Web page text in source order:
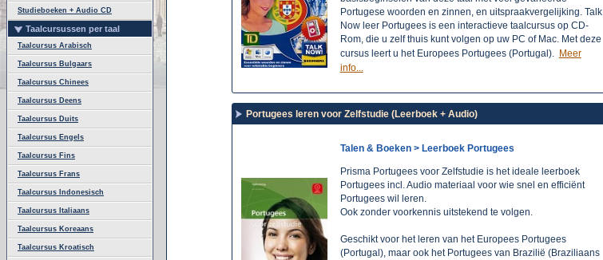
Studieboeken + Audio CD
Taalcursussen per taal
Taalcursus Arabisch
Taalcursus Bulgaars
Taalcursus Chinees
Taalcursus Deens
Taalcursus Duits
Taalcursus Engels
Taalcursus Fins
Taalcursus Frans
Taalcursus Indonesisch
Taalcursus Italiaans
Taalcursus Koreaans
Taalcursus Kroatisch
Portugese woorden en zinnen, en uitspraakvergelijking. Talk
Now leer Portugees is een interactieve taalcursus op CD-
Rom, die u zelf thuis kunt volgen op uw PC of Mac. Met deze
cursus leert u het Europees Portugees (Portugal). Meer
info...
Portugees leren voor Zelfstudie (Leerboek + Audio)
Talen & Boeken > Leerboek Portugees
Prisma Portugees voor Zelfstudie is het ideale leerboek
Portugees incl. Audio materiaal voor wie snel en efficiënt
Portugees wil leren.
Ook zonder voorkennis uitstekend te volgen.
Geschikt voor het leren van het Europees Portugees
(Portugal), maar ook het Portugees van Brazilië (Braziliaans